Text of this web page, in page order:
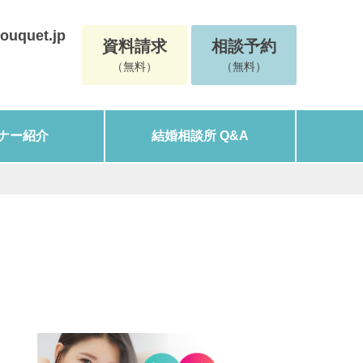
資料請求
（無料）
相談予約
（無料）
ー紹介 結婚相談所 Q&A